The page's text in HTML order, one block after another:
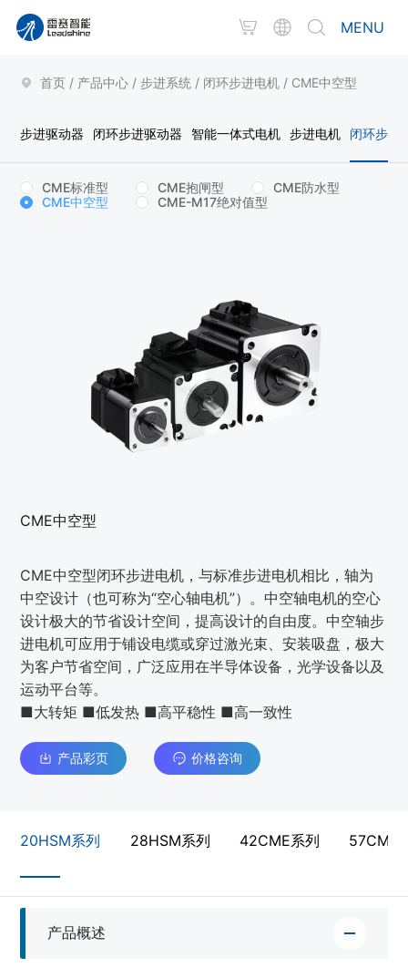
MENU
首页 / 产品中心 / 步进系统 / 闭环步进电机 / CME中空型
步进驱动器 闭环步进驱动器 智能一体式电机 步进电机 闭环步进
CME标准型 CME抱闸型
CME防水型
CME中空型
CME-M17绝对值型
CME中空型
CME中空型闭环步进电机，与标准步进电机相比，轴为
中空设计（也可称为“空心轴电机”）。中空轴电机的空心
设计极大的节省设计空间，提高设计的自由度。中空轴步
进电机可应用于铺设电缆或穿过激光束、安装吸盘，极大
为客户节省空间，广泛应用在半导体设备，光学设备以及
运动平台等。
■大转矩 ■低发热 ■高平稳性 ■高一致性
产品彩页 价格咨询
20HSM系列 28HSM系列 42CME系列 57CME
产品概述